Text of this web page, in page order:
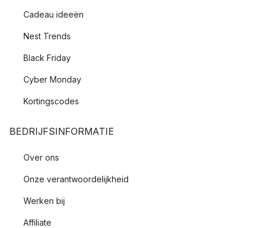
Cadeau ideeën
Nest Trends
Black Friday
Cyber Monday
Kortingscodes
BEDRIJFSINFORMATIE
Over ons
Onze verantwoordelijkheid
Werken bij
Affiliate